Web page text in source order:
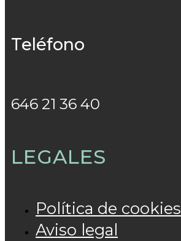
Teléfono
646 21 36 40
LEGALES
Política de cookies
Aviso legal